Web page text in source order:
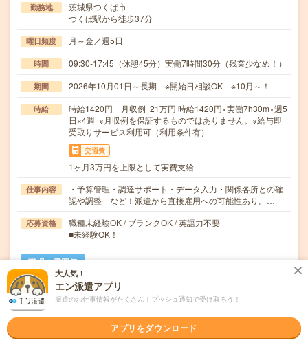
勤務地
茨城県つくば市
つくば駅から徒歩37分
曜日頻度 月～金／週5日
時間 09:30-17:45（休憩45分）実働7時間30分（残業少なめ！）
期間 2026年10月01日～長期 ※開始日相談OK ※10月～！
時給
時給1420円 月収例 21万円 時給1420円×実働7h30m×週5
日×4週 ※月収例を保証するものではありません。※給与即
受取りサービス利用可（利用条件有）
交通費
1ヶ月3万円を上限として実費支給
仕事内容
・予算管理・調達サポート・データ入力・関係各所との確
認や調整 など！派遣から直接雇用への可能性あり。…
応募資格
職種未経験OK / ブランクOK / 英語力不要
■未経験OK！
職場の雰囲気
職場の様子
活気がある
テキパキ
コツコツ
大人気！
エン派遣アプリ
派遣のお仕事情報がたくさん！プッシュ通知で受け取ろう！
アプリをダウンロード